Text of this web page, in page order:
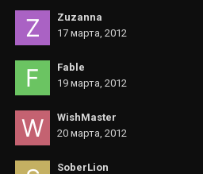
Zuzanna
17 марта, 2012
Fable
19 марта, 2012
WishMaster
20 марта, 2012
SoberLion